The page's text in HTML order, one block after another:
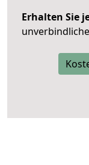
Erhalten Sie